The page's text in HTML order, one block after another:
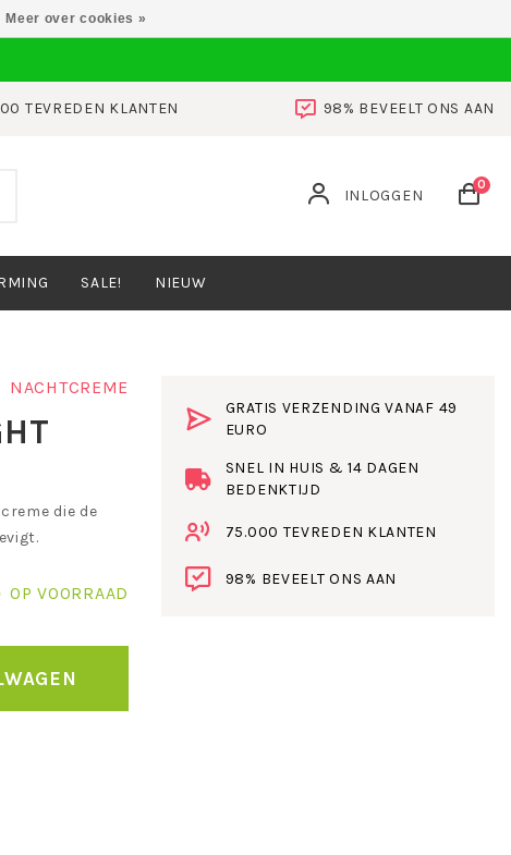
TEVREDEN KLANTEN 98% BEVEELT ONS AAN
INLOGGEN
0
SALE! NIEUW
NACHTCREME
die de
OP VOORRAAD
GRATIS VERZENDING VANAF 49
EURO
SNEL IN HUIS & 14 DAGEN
BEDENKTIJD
75.000 TEVREDEN KLANTEN
98% BEVEELT ONS AAN
Meer over cookies »